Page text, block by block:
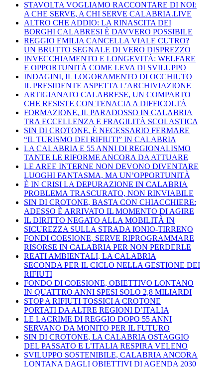
STAVOLTA VOGLIAMO RACCONTARE DI NOI:
A CHE SERVE, A CHI SERVE CALABRIA.LIVE
ALTRO CHE ADDIO: LA RINASCITA DEI
BORGHI CALABRESI È DAVVERO POSSIBILE
REGGIO EMILIA CANCELLA VIALE CUTRO?
UN BRUTTO SEGNALE DI VERO DISPREZZO
INVECCHIAMENTO E LONGEVITÀ: WELFARE
E OPPORTUNITÀ COME LEVA DI SVILUPPO
INDAGINI, IL LOGORAMENTO DI OCCHIUTO
IL PRESIDENTE ASPETTA L’ARCHIVIAZIONE
ARTIGIANATO CALABRESE, UN COMPARTO
CHE RESISTE CON TENACIA A DIFFICOLTÀ
FORMAZIONE, IL PARADOSSO IN CALABRIA
TRA ECCELLENZA E FRAGILITÀ SCOLASTICA
SIN DI CROTONE, È NECESSARIO FERMARE
“IL TURISMO DEI RIFIUTI” IN CALABRIA
LA CALABRIA E 55 ANNI DI REGIONALISMO
TANTE LE RIFORME ANCORA DA ATTUARE
LE AREE INTERNE NON DEVONO DIVENTARE
LUOGHI FANTASMA, MA UN’OPPORTUNITÀ
È IN CRISI LA DEPURAZIONE IN CALABRIA
PROBLEMA TRASCURATO, NON RINVIABILE
SIN DI CROTONE, BASTA CON CHIACCHIERE:
ADESSO È ARRIVATO IL MOMENTO DI AGIRE
IL DIRITTO NEGATO ALLA MOBILITÀ IN
SICUREZZA SULLA STRADA IONIO-TIRRENO
FONDI COESIONE, SERVE RIPROGRAMMARE
RISORSE IN CALABRIA PER NON PERDERLE
REATI AMBIENTALI, LA CALABRIA
SECONDA PER IL CICLO NELLA GESTIONE DEI
RIFIUTI
FONDO DI COESIONE, OBIETTIVO LONTANO
IN QUATTRO ANNI SPESI SOLO 2,8 MILIARDI
STOP A RIFIUTI TOSSICI A CROTONE
PORTATI DA ALTRE REGIONI D’ITALIA
LE LACRIME DI REGGIO DOPO 55 ANNI
SERVANO DA MONITO PER IL FUTURO
SIN DI CROTONE, LA CALABRIA OSTAGGIO
DEL PASSATO E L’ITALIA RESPIRA VELENO
SVILUPPO SOSTENIBILE, CALABRIA ANCORA
LONTANA DAGLI OBIETTIVI DI AGENDA 2030